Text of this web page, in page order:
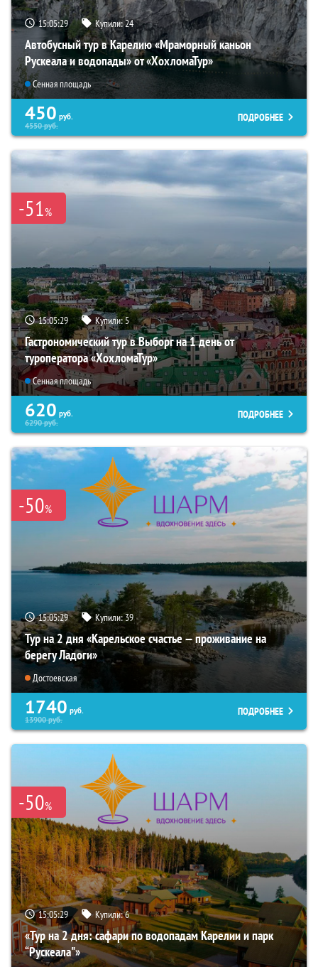
15:05:28 Купили:24
Автобусный тур в Карелию «Мраморный каньон
Рускеала и водопады» от «ХохломаТур»
Сенная площадь
450 руб.
4550руб.
ПОДРОБНЕЕ
-51%
15:05:28 Купили:5
Гастрономический тур в Выборг на 1 день от
туроператора «ХохломаТур»
Сенная площадь
620 руб.
6290руб.
ПОДРОБНЕЕ
-50%
15:05:28 Купили:39
Тур на 2 дня «Карельское счастье — проживание на
берегу Ладоги»
Достоевская
1740 руб.
13900руб.
ПОДРОБНЕЕ
-50%
15:05:28 Купили:6
«Тур на 2 дня: сафари по водопадам Карелии и парк
“Рускеала"»